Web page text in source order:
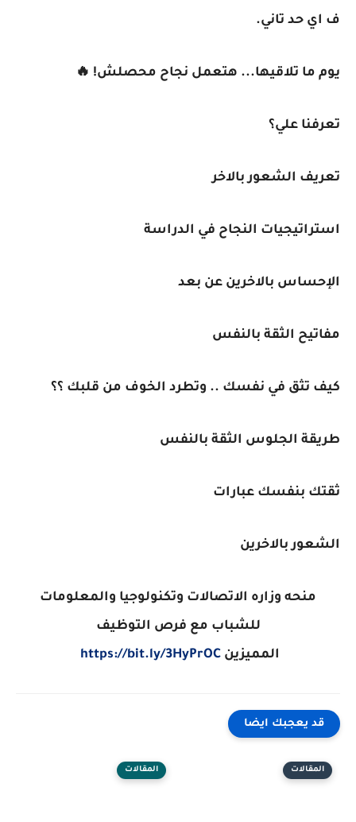
ف اي حد تاني.
يوم ما تلاقيها... هتعمل نجاح محصلش! 🔥
تعرفنا علي؟
تعريف الشعور بالاخر
استراتيجيات النجاح في الدراسة
الإحساس بالاخرين عن بعد
مفاتيح الثقة بالنفس
كيف تثق في نفسك .. وتطرد الخوف من قلبك ؟؟
طريقة الجلوس الثقة بالنفس
ثقتك بنفسك عبارات
الشعور بالاخرين
منحه وزاره الاتصالات وتكنولوجيا والمعلومات
للشباب مع فرص التوظيف
المميزينhttps://bit.ly/3HyPrOC
قد يعجبك ايضا
المقالات المقالات